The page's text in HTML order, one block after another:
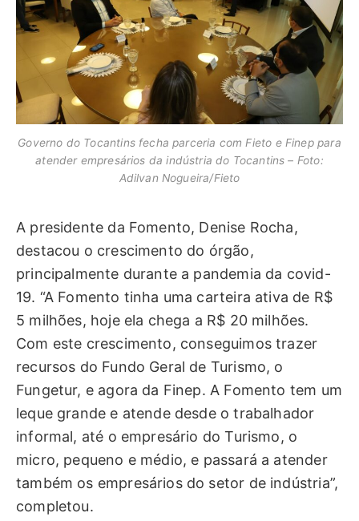
Governo do Tocantins fecha parceria com Fieto e Finep para
atender empresários da indústria do Tocantins – Foto:
Adilvan Nogueira/Fieto
A presidente da Fomento, Denise Rocha,
destacou o crescimento do órgão,
principalmente durante a pandemia da covid-
19. “A Fomento tinha uma carteira ativa de R$
5 milhões, hoje ela chega a R$ 20 milhões.
Com este crescimento, conseguimos trazer
recursos do Fundo Geral de Turismo, o
Fungetur, e agora da Finep. A Fomento tem um
leque grande e atende desde o trabalhador
informal, até o empresário do Turismo, o
micro, pequeno e médio, e passará a atender
também os empresários do setor de indústria”,
completou.